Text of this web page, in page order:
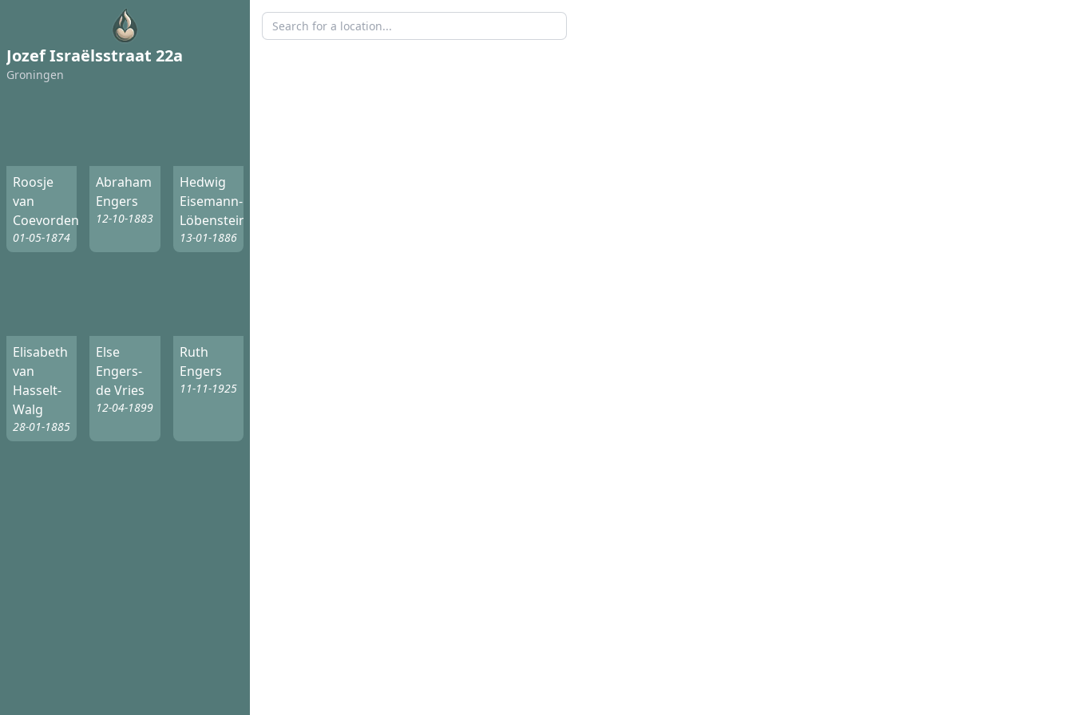
Jozef Israëlsstraat 22a
Groningen
Roosje
van
Coevorden
01-05-1874
Abraham
Engers
12-10-1883
Hedwig
Eisemann-
Löbenstein
13-01-1886
Elisabeth
van
Hasselt-
Walg
28-01-1885
Else
Engers-
de Vries
12-04-1899
Ruth
Engers
11-11-1925